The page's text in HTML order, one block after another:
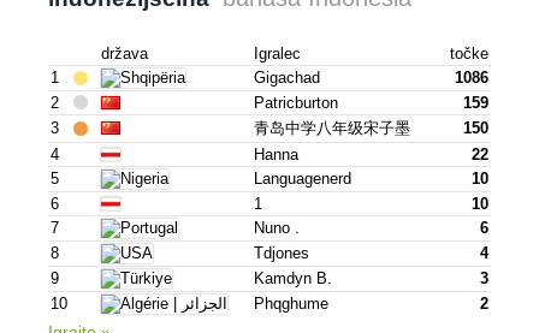
država Igralec
točke
1
Gigachad
1086
2
Patricburton
159
3
青岛中学八年级宋子墨
150
4
Hanna
22
5
Languagenerd
10
6
1
10
7
Nuno .
6
8
Tdjones
4
9
Kamdyn B.
3
10
Phqghume 2